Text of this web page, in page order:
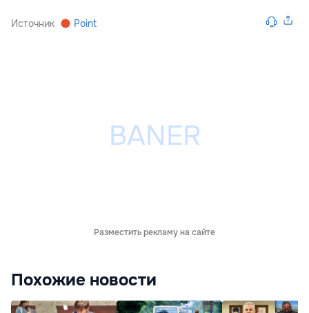
Источник Point
Разместить рекламу на сайте
Похожие новости